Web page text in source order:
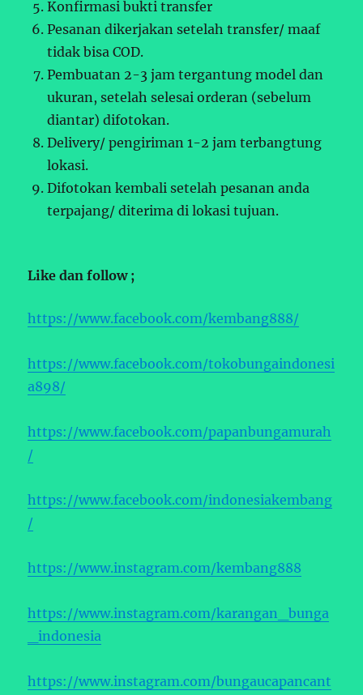
Konfirmasi bukti transfer
Pesanan dikerjakan setelah transfer/ maaf
tidak bisa COD.
Pembuatan 2-3 jam tergantung model dan
ukuran, setelah selesai orderan (sebelum
diantar) difotokan.
Delivery/ pengiriman 1-2 jam terbangtung
lokasi.
Difotokan kembali setelah pesanan anda
terpajang/ diterima di lokasi tujuan.
Like dan follow ;
https://www.facebook.com/kembang888/
https://www.facebook.com/tokobungaindonesi
a898/
https://www.facebook.com/papanbungamurah
/
https://www.facebook.com/indonesiakembang
/
https://www.instagram.com/kembang888
https://www.instagram.com/karangan_bunga
_indonesia
https://www.instagram.com/bungaucapancant